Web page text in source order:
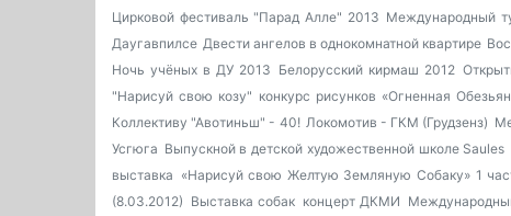
Цирковой фестиваль "Парад Алле" 2013 Международный
Даугавпилсе Двести ангелов в однокомнатной квартире
Ночь учёных в ДУ 2013 Белорусский кирмаш 2012
"Нарисуй свою козу" конкурс рисунков «Огненная
Коллективу "Авотиньш" - 40! Локомотив - ГКМ (Грудзенз)
Усгюга Выпускной в детской художественной школе Saules
выставка «Нарисуй свою Желтую Земляную Собаку» 1
(8.03.2012) Выставка собак концерт ДКМИ